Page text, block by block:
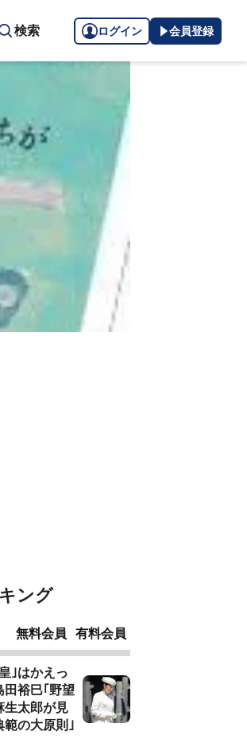
検索 ログイン 会員登録
ング
無料会員 有料会員
｣はかえっ
裕巳｢野望
生太郎が見
範の大原則｣